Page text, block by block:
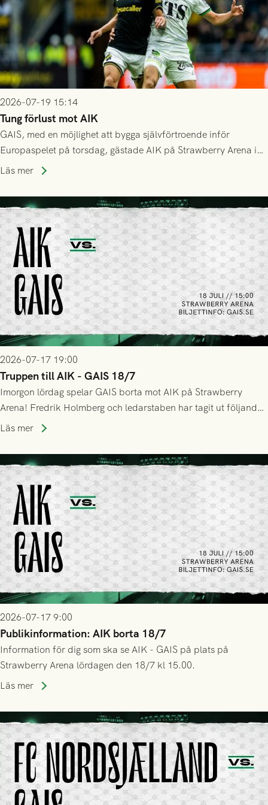
2026-07-19 15:14
Tung förlust mot AIK
GAIS, med en möjlighet att bygga självförtroende inför
Europaspelet på torsdag, gästade AIK på Strawberry Arena i
Stockholm . Men trots konstant hotande i första halvlek av
lyckades få in 2-0.
Läs mer
2026-07-17 19:00
Truppen till AIK - GAIS 18/7
Imorgon lördag spelar GAIS borta mot AIK på Strawberry
Arena! Fredrik Holmberg och ledarstaben har tagit ut följande
trupp till matchen:
Läs mer
2026-07-17 9:00
Publikinformation: AIK borta 18/7
Information för dig som ska se AIK - GAIS på plats på
Strawberry Arena lördagen den 18/7 kl 15.00.
Läs mer